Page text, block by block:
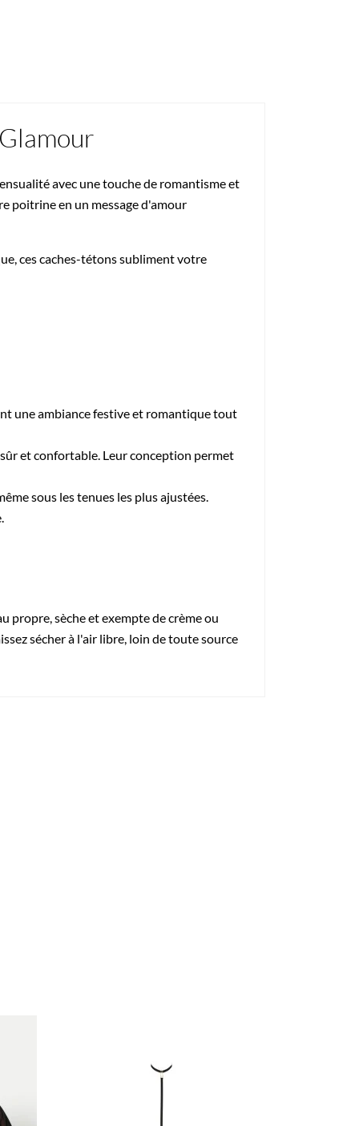
avec une touche de romantisme et
poitrine en un message d'amour
ces caches-tétons subliment votre
une ambiance festive et romantique tout
et confortable. Leur conception permet
sous les tenues les plus ajustées.
propre, sèche et exempte de crème ou
sécher à l'air libre, loin de toute source